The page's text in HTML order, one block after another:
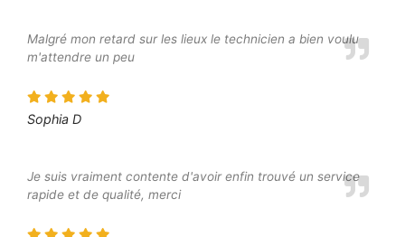
Malgré mon retard sur les lieux le technicien a bien voulu
m'attendre un peu
Sophia D
Je suis vraiment contente d'avoir enfin trouvé un service
rapide et de qualité, merci